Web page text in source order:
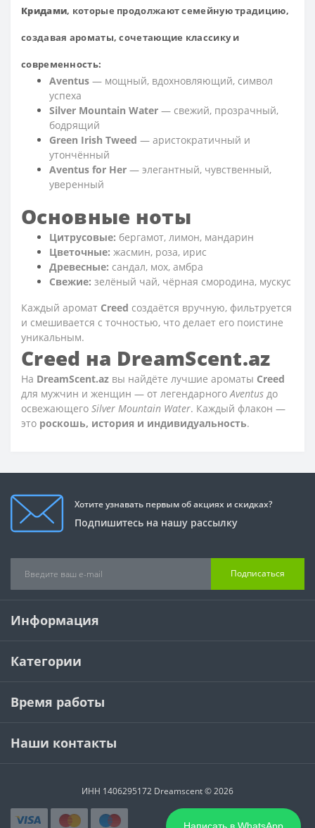
Кридами, которые продолжают семейную традицию,
создавая ароматы, сочетающие классику и
современность:
Aventus — мощный, вдохновляющий, символ
успеха
Silver Mountain Water — свежий, прозрачный,
бодрящий
Green Irish Tweed — аристократичный и
утончённый
Aventus for Her — элегантный, чувственный,
уверенный
Основные ноты
Цитрусовые: бергамот, лимон, мандарин
Цветочные: жасмин, роза, ирис
Древесные: сандал, мох, амбра
Свежие: зелёный чай, чёрная смородина, мускус
Каждый аромат Creed создаётся вручную, фильтруется
и смешивается с точностью, что делает его поистине
уникальным.
Creed на DreamScent.az
На DreamScent.az вы найдёте лучшие ароматы Creed
для мужчин и женщин — от легендарного Aventus до
освежающего Silver Mountain Water. Каждый флакон —
это роскошь, история и индивидуальность.
Хотите узнавать первым об акциях и скидках?
Подпишитесь на нашу рассылку
Подписаться
Информация
Категории
Время работы
Наши контакты
ИНН 1406295172 Dreamscent © 2026